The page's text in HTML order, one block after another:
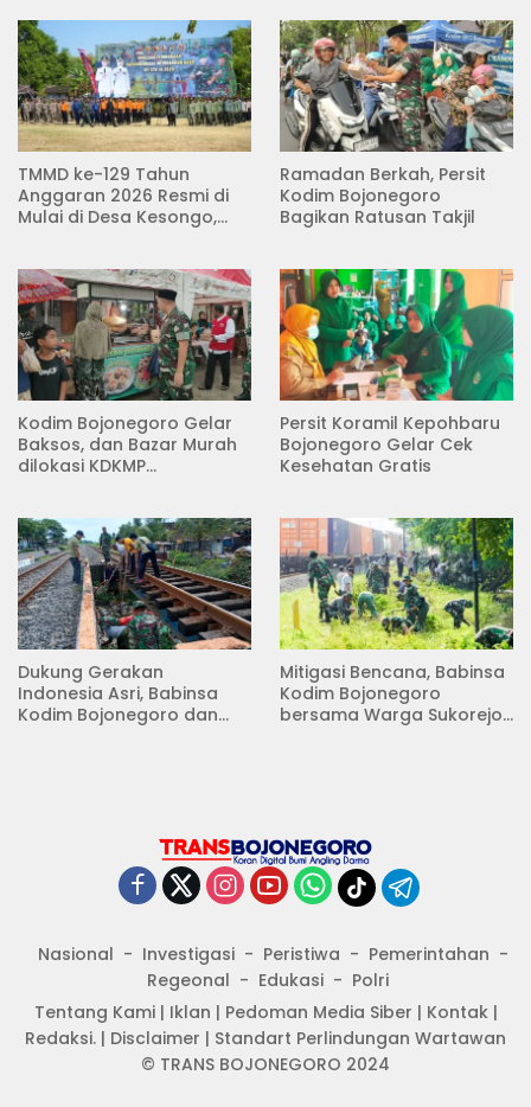
TMMD ke-129 Tahun
Anggaran 2026 Resmi di
Mulai di Desa Kesongo,
Ramadan Berkah, Persit
Kodim Bojonegoro
Bagikan Ratusan Takjil
Kodim Bojonegoro Gelar
Baksos, dan Bazar Murah
dilokasi KDKMP
Persit Koramil Kepohbaru
Bojonegoro Gelar Cek
Kesehatan Gratis
Dukung Gerakan
Indonesia Asri, Babinsa
Kodim Bojonegoro dan
Mitigasi Bencana, Babinsa
Kodim Bojonegoro
bersama Warga Sukorejo
Nasional Investigasi Peristiwa
Pemerintahan
Regeonal
Edukasi
Polri
Tentang Kami| Iklan | Pedoman Media Siber | Kontak|
Redaksi. | Disclaimer | Standart Perlindungan Wartawan
© TRANS BOJONEGORO 2024